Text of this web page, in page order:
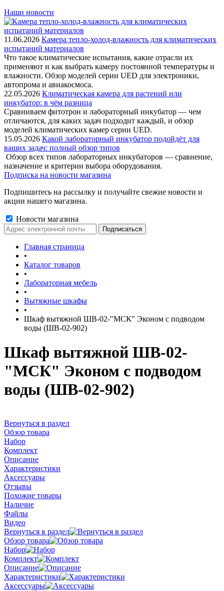
Наши новости
11.06.2026 Камера тепло-холод-влажность для климатических
испытаний материалов
Что такое климатические испытания, какие отрасли их
применяют и как выбрать камеру постоянной температуры и
влажности. Обзор моделей серии UED для электроники,
автопрома и авиакосмоса.
22.05.2026 Климатическая камера для растений или
инкубатор: в чём разница
Сравниваем фитотрон и лабораторный инкубатор — чем
отличаются, для каких задач подходит каждый, и обзор
моделей климатических камер серии UED.
15.05.2026 Какой лабораторный инкубатор подойдёт для
ваших задач: полный обзор типов
Обзор всех типов лабораторных инкубаторов — сравнение,
назначение и критерии выбора оборудования.
Подписка на новости магазина
Подпишитесь на рассылку и получайте свежие новости и
акции нашего магазина.
Новости магазина
Главная страница
•
Каталог товаров
•
Лабораторная мебель
•
Вытяжные шкафы
•
Шкаф вытяжной ШВ-02-"МСК" Эконом с подводом
воды (ШВ-02-902)
Шкаф вытяжной ШВ-02-
"МСК" Эконом с подводом
воды (ШВ-02-902)
Вернуться в раздел
Обзор товара
Набор
Комплект
Описание
Характеристики
Аксессуары
Отзывы
Похожие товары
Наличие
Файлы
Видео
Вернуться в раздел
Обзор товара
Набор
Комплект
Описание
Характеристики
Аксессуары